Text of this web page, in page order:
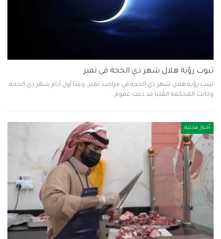
ثبوت رؤية هلال شهر ذي الحجة في تمير
ثبتت رؤية هلال شهر ذي الحجة في مراصد تمير، وغدًا أول أيام شهر ذي الحجة.
وكانت المحكمة العُليا قد دعت عمومَ…
أخبار محلية